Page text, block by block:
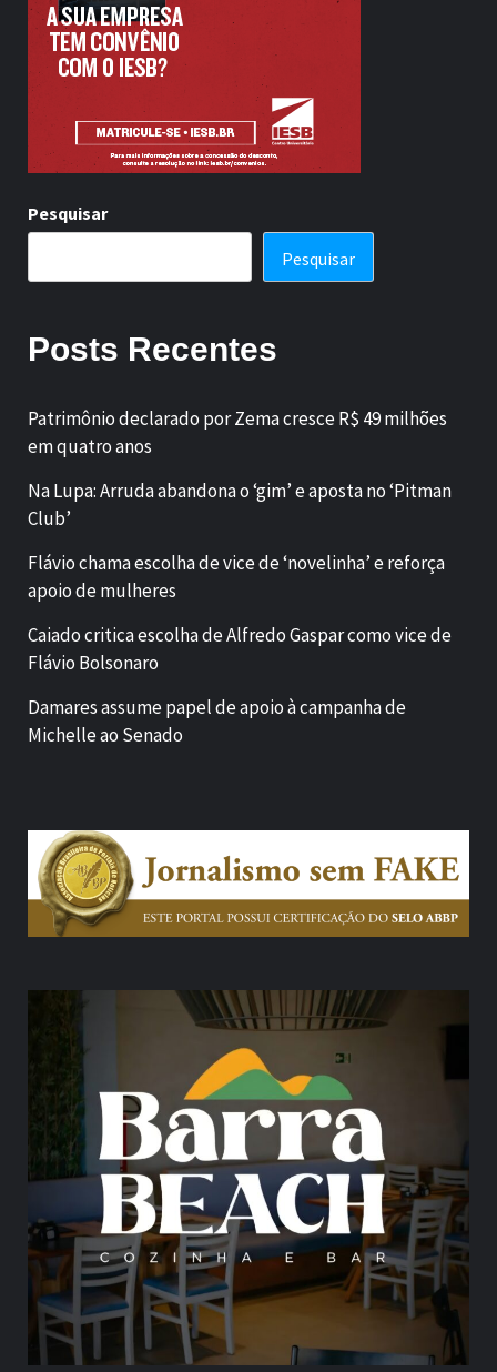
Pesquisar
Pesquisar
Posts Recentes
Patrimônio declarado por Zema cresce R$ 49 milhões
em quatro anos
Na Lupa: Arruda abandona o ‘gim’ e aposta no ‘Pitman
Club’
Flávio chama escolha de vice de ‘novelinha’ e reforça
apoio de mulheres
Caiado critica escolha de Alfredo Gaspar como vice de
Flávio Bolsonaro
Damares assume papel de apoio à campanha de
Michelle ao Senado